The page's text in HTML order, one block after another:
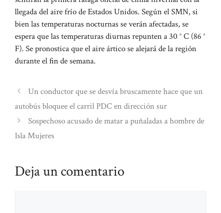
llegada del aire frío de Estados Unidos. Según el SMN, si
bien las temperaturas nocturnas se verán afectadas, se
espera que las temperaturas diurnas repunten a 30 ° C (86 °
F). Se pronostica que el aire ártico se alejará de la región
durante el fin de semana.
Un conductor que se desvía bruscamente hace que un
autobús bloquee el carril PDC en dirección sur
Sospechoso acusado de matar a puñaladas a hombre de
Isla Mujeres
Deja un comentario